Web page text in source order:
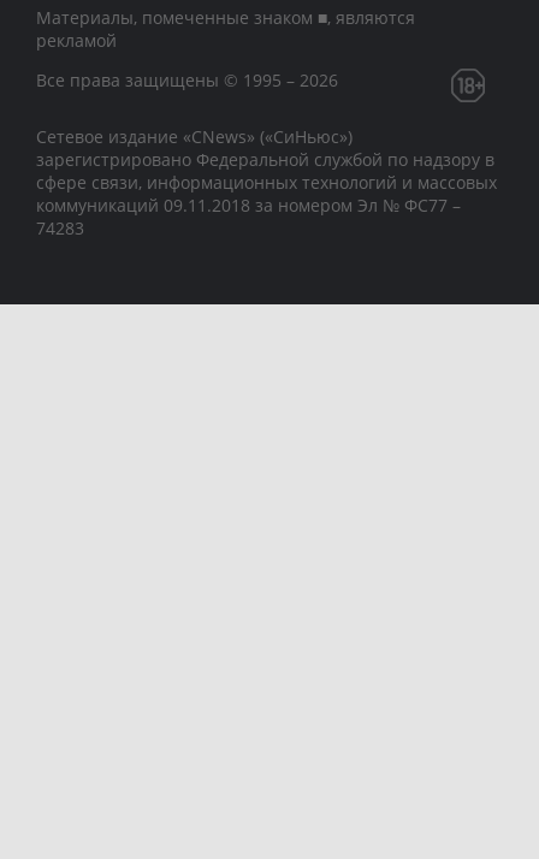
Материалы, помеченные знаком ■, являются
рекламой
Все права защищены © 1995 – 2026
Сетевое издание «CNews» («СиНьюс»)
зарегистрировано Федеральной службой по надзору в
сфере связи, информационных технологий и массовых
коммуникаций 09.11.2018 за номером Эл № ФС77 –
74283